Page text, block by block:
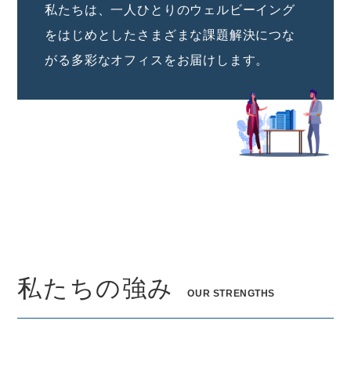
私たちは、一人ひとりのウェルビーイング
をはじめとしたさまざまな課題解決につな
がる多彩なオフィスをお届けします。
私たちの強みOUR STRENGTHS